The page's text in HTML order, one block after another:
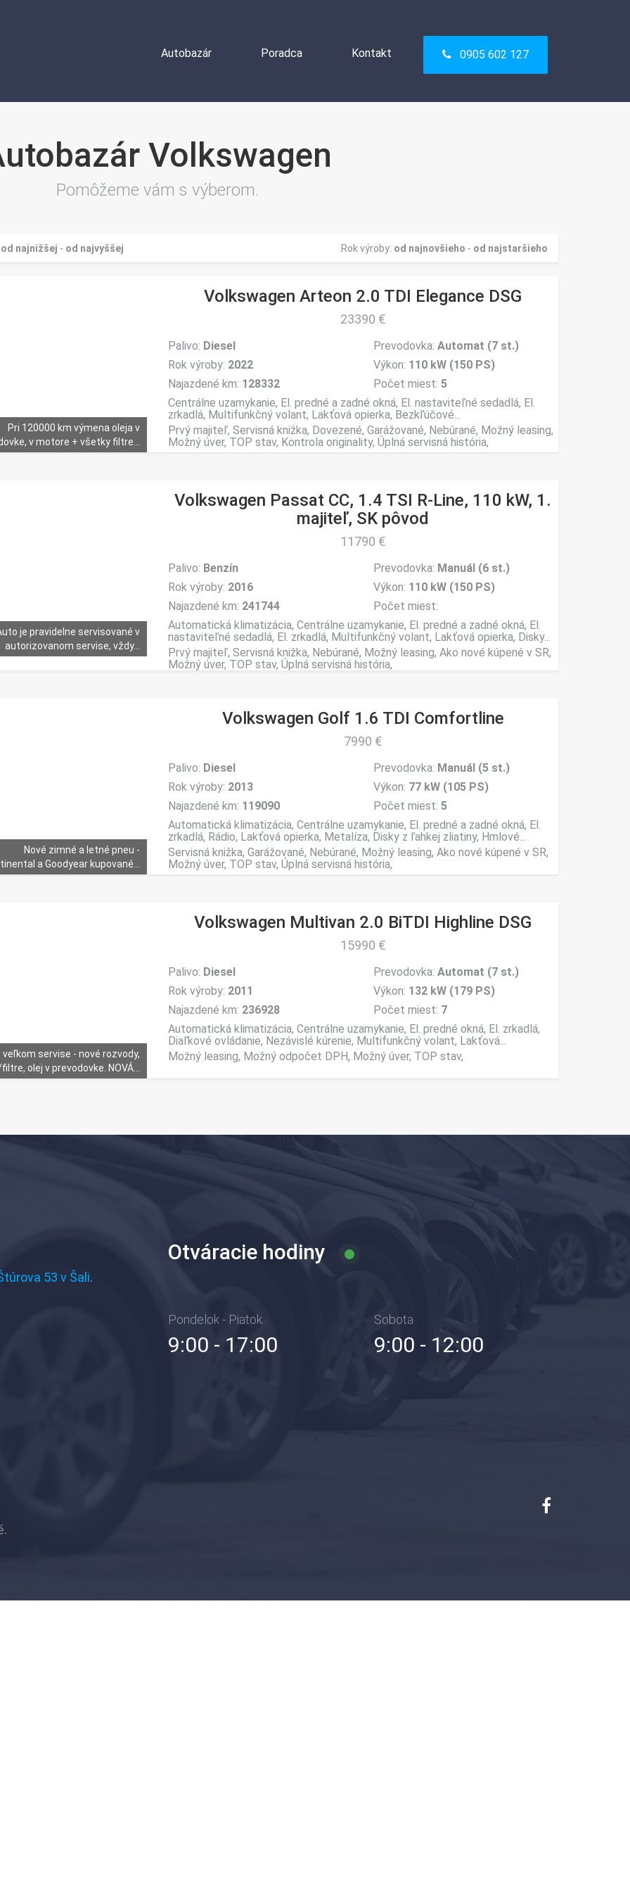
Autobazár Poradca Kontakt 0905 602 127
Volkswagen
Pomôžeme vám s výberom.
od najnižšej - od najvyššej Rok výroby: od najnovšieho - od najstaršieho
Pri 120000 km výmena oleja v
v motore + všetky filtre...
Volkswagen Arteon 2.0 TDI Elegance DSG
23390 €
Palivo: Diesel
Rok výroby: 2022
Najazdené km: 128332
Prevodovka:Automat (7 st.)
Výkon: 110 kW (150 PS)
Počet miest:5
Centrálne uzamykanie, El. predné a zadné okná, El. nastaviteľné sedadlá, El.
zrkadlá, Multifunkčný volant, Lakťová opierka, Bezkľúčové...
Prvý majiteľ, Servisná knižka, Dovezené, Garážované, Nebúrané, Možný leasing,
Možný úver, TOP stav, Kontrola originality, Úplná servisná história,
je pravidelne servisované v
autorizovanom servise, vždy...
Volkswagen Passat CC, 1.4 TSI R-Line, 110 kW, 1.
majiteľ, SK pôvod
11790 €
Palivo: Benzín
Rok výroby: 2016
Najazdené km: 241744
Prevodovka: Manuál (6 st.)
Výkon: 110 kW (150 PS)
Počet miest:
Automatická klimatizácia, Centrálne uzamykanie, El. predné a zadné okná, El.
nastaviteľné sedadlá, El. zrkadlá, Multifunkčný volant, Lakťová opierka, Disky...
Prvý majiteľ, Servisná knižka, Nebúrané, Možný leasing, Ako nové kúpené v SR,
Možný úver, TOP stav, Úplná servisná história,
Nové zimné a letné pneu -
a Goodyear kupované...
Volkswagen Golf 1.6 TDI Comfortline
7990 €
Palivo: Diesel
Rok výroby: 2013
Najazdené km: 119090
Prevodovka: Manuál (5 st.)
Výkon: 77 kW (105 PS)
Počet miest:5
Automatická klimatizácia, Centrálne uzamykanie, El. predné a zadné okná, El.
zrkadlá, Rádio, Lakťová opierka, Metalíza, Disky z ľahkej zliatiny, Hmlové...
Servisná knižka, Garážované, Nebúrané, Možný leasing, Ako nové kúpené v SR,
Možný úver, TOP stav, Úplná servisná história,
veľkom servise - nové rozvody,
olej v prevodovke. NOVÁ...
Volkswagen Multivan 2.0 BiTDI Highline DSG
15990 €
Palivo: Diesel
Rok výroby: 2011
Najazdené km: 236928
Prevodovka:Automat (7 st.)
Výkon: 132 kW (179 PS)
Počet miest: 7
Automatická klimatizácia, Centrálne uzamykanie, El. predné okná, El. zrkadlá,
Diaľkové ovládanie, Nezávislé kúrenie, Multifunkčný volant, Lakťová...
Možný leasing, Možný odpočet DPH, Možný úver, TOP stav,
53 v Šali.
Otváracie hodiny
Pondelok - Piatok
9:00 - 17:00
Sobota
9:00 - 12:00
Facebook